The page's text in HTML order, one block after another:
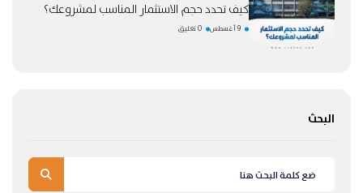
كيف تحدد حجم الاستثمار المناسب لمشروعك؟
9 أغسطس 0 تعليق
البحث